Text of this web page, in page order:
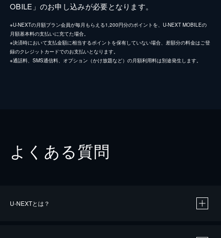
OBILE」のお申し込みが必要となります。
※U-NEXTの月額プラン会員が毎月もらえる1,200円分のポイントを、U-NEXT MOBILEの
月額基本料の支払いに充てた場合。
※決済時において支払金額に相当するポイントを保有していない場合、差額分の料金はご登
録のクレジットカードでのお支払いとなります。
※通話料、SMS通信料、オプション（かけ放題など）の月額利用料は別途発生します。
よくある質問
U-NEXTとは？